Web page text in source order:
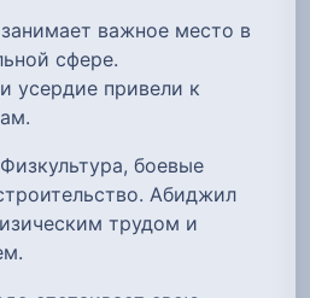
важное место в
сфере.
усердие привели к
боевые
Абиджил
трудом и